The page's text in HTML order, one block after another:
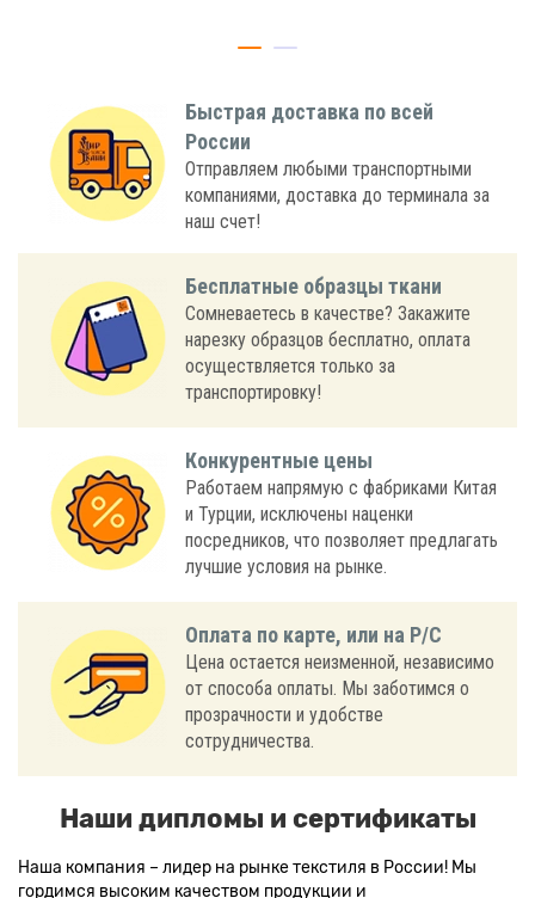
Быстрая доставка по всей
России
Отправляем любыми транспортными
компаниями, доставка до терминала за
наш счет!
Бесплатные образцы ткани
Сомневаетесь в качестве? Закажите
нарезку образцов бесплатно, оплата
осуществляется только за
транспортировку!
Конкурентные цены
Работаем напрямую с фабриками Китая
и Турции, исключены наценки
посредников, что позволяет предлагать
лучшие условия на рынке.
Оплата по карте, или на Р/С
Цена остается неизменной, независимо
от способа оплаты. Мы заботимся о
прозрачности и удобстве
сотрудничества.
Наши дипломы и сертификаты
Наша компания – лидер на рынке текстиля в России! Мы
гордимся высоким качеством продукции и